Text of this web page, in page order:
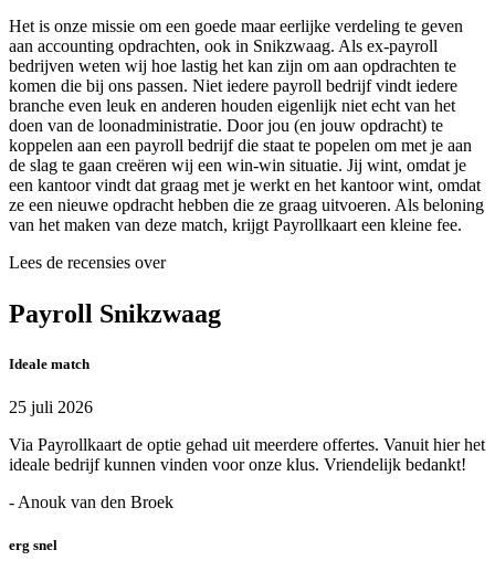
Het is onze missie om een goede maar eerlijke verdeling te geven
aan accounting opdrachten, ook in Snikzwaag. Als ex-payroll
bedrijven weten wij hoe lastig het kan zijn om aan opdrachten te
komen die bij ons passen. Niet iedere payroll bedrijf vindt iedere
branche even leuk en anderen houden eigenlijk niet echt van het
doen van de loonadministratie. Door jou (en jouw opdracht) te
koppelen aan een payroll bedrijf die staat te popelen om met je aan
de slag te gaan creëren wij een win-win situatie. Jij wint, omdat je
een kantoor vindt dat graag met je werkt en het kantoor wint, omdat
ze een nieuwe opdracht hebben die ze graag uitvoeren. Als beloning
van het maken van deze match, krijgt Payrollkaart een kleine fee.
Lees de recensies over
Payroll Snikzwaag
Ideale match
25 juli 2026
Via Payrollkaart de optie gehad uit meerdere offertes. Vanuit hier het
ideale bedrijf kunnen vinden voor onze klus. Vriendelijk bedankt!
- Anouk van den Broek
erg snel